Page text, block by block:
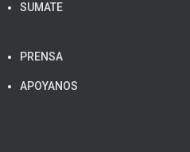
SUMATE
PRENSA
APOYANOS